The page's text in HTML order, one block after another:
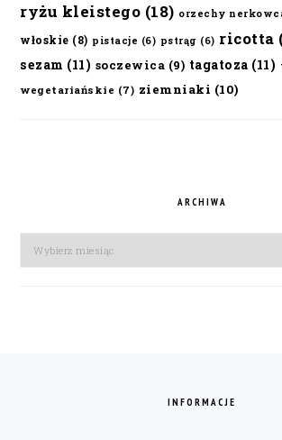
ryżu kleistego (18) orzechy
włoskie (8) pistacje (6) pstrąg (6) ricotta
sezam (11) soczewica (9) tagatoza (11)
wegetariańskie (7) ziemniaki (10)
ARCHIWA
Archiwa
INFORMACJE